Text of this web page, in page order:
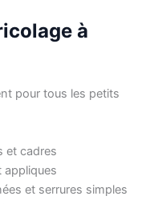
à
pour tous les petits
et cadres
appliques
et serrures simples